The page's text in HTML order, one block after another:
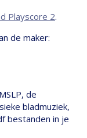
Playscore 2.
de maker:
de
bladmuziek,
bestanden in je